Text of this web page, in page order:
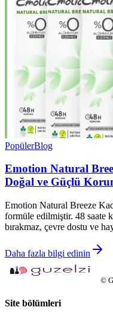
PopülerBlog
Emotion Natural
Doğal ve Güçlü
Emotion Natural Breeze
formüle edilmiştir. 48 saate
bırakmaz, çevre dostu ve
Daha fazla bilgi edinin
©
Site bölümleri